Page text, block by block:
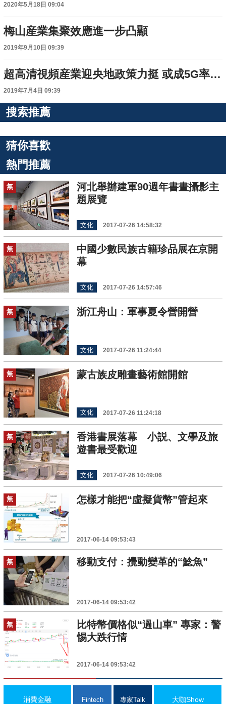
2020年5月18日 09:04
梅山産業集聚效應進一步凸顯
2019年9月10日 09:39
超高清視頻産業迎央地政策力挺 或成5G率先商用領域
2019年7月4日 09:39
搜索推薦
猜你喜歡
熱門推薦
無
河北舉辦建軍90週年書畫攝影主
題展覽
文化 2017-07-26 14:58:32
無
中國少數民族古籍珍品展在京開
幕
文化 2017-07-26 14:57:46
無 浙江舟山：軍事夏令營開營
文化 2017-07-26 11:24:44
無 蒙古族皮雕畫藝術館開館
文化 2017-07-26 11:24:18
無
香港書展落幕 小説、文學及旅
遊書最受歡迎
文化 2017-07-26 10:49:06
無 怎樣才能把“虛擬貨幣”管起來
2017-06-14 09:53:43
無 移動支付：攪動變革的“鯰魚”
2017-06-14 09:53:42
無
比特幣價格似“過山車” 專家：警
惕大跌行情
2017-06-14 09:53:42
消費金融 Fintech 專家Talk 大咖Show